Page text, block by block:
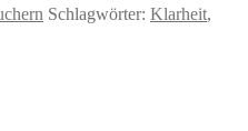
Schlagwörter: Klarheit,